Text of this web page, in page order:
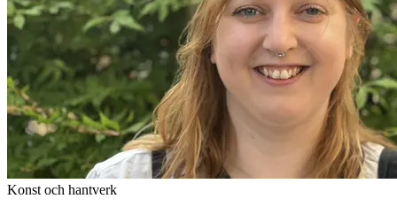
Konst och hantverk